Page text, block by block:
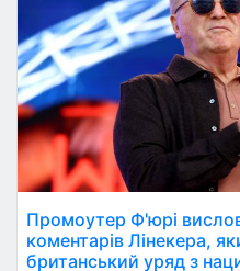
Промоутер Ф'юрі
коментарів Лінекера,
британський уряд з